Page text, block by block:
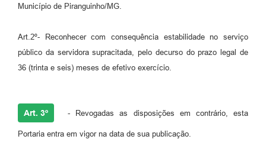
Município de Piranguinho/MG.
Art.2º- Reconhecer com consequência estabilidade no serviço
público da servidora supracitada, pelo decurso do prazo legal de
36 (trinta e seis) meses de efetivo exercício.
Art. 3º - Revogadas as disposições em contrário, esta
Portaria entra em vigor na data de sua publicação.